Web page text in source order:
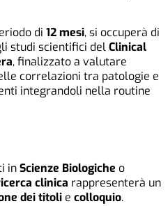
di 12 mesi, si occuperà di
studi scientifici delClinical
, finalizzato a valutare
correlazioni tra patologie e
integrandoli nella routine
inScienze Biologiche o
clinica rappresenterà un
dei titoli e colloquio.